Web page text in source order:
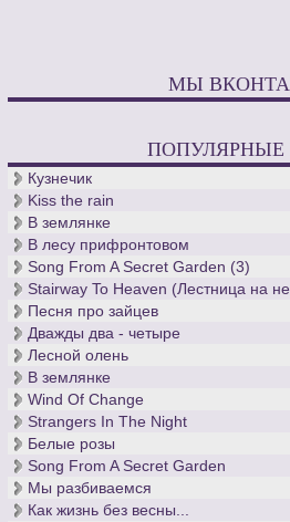
МЫ
Кузнечик
Kiss the rain
В землянке
В лесу прифронтовом
Song From A Secret Garden (3)
Stairway To Heaven (Лестница на
Песня про зайцев
Дважды два - четыре
Лесной олень
В землянке
Wind Of Change
Strangers In The Night
Белые розы
Song From A Secret Garden
Мы разбиваемся
Как жизнь без весны...